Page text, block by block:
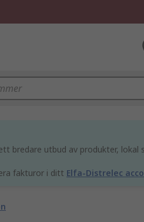
bredare utbud av produkter,
fakturor i ditt Elfa-Distrelec